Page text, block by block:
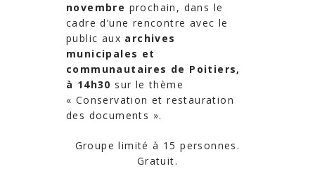
novembre prochain, dans le
cadre d’une rencontre avec le
public aux archives
municipales et
communautaires de Poitiers,
à 14h30 sur le thème
« Conservation et restauration
des documents ».
Groupe limité à 15 personnes.
Gratuit.